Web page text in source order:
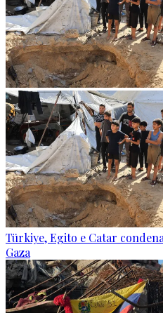
Türkiye, Egito e Catar
Gaza